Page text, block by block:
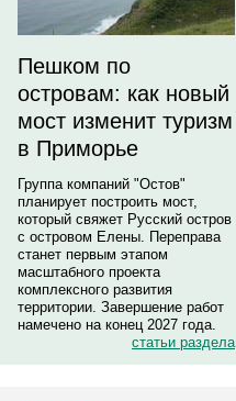
Пешком по
островам: как новый
мост изменит туризм
в Приморье
Группа компаний "Остов"
планирует построить мост,
который свяжет Русский остров
с островом Елены. Переправа
станет первым этапом
масштабного проекта
комплексного развития
территории. Завершение работ
намечено на конец 2027 года.
статьи раздела